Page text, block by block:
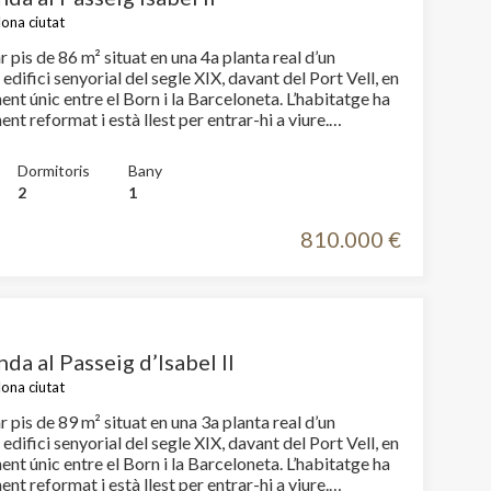
a peu, amb el mar a prop i excel·lents connexions
resta de la ciutat. Una oportunitat per a
l'encant, la ubicació i la comoditat de poder-
des del primer dia. A aProperties, estarem encantats
a descobrir-lo i a trobar el vostre lloc a Barcelona.
ciutat
pis de 86 m² situat en una 4a planta real d’un
senyorial del segle XIX, davant del Port Vell, en
entre el Born i la Barceloneta. L’habitatge ha
reformat i està llest per entrar-hi a viure.
el bany, connectat amb totes dues
bany complet Zona de bugaderia independent en
oberta al saló-menjador Gran saló-menjador,
equipada, rentadora i assecadora. Qualitats i
de consergeria i d’una magnífica zona
de Mar i el Pla de Palau, un dels entorns més
i cotitzats del front marítim de Barcelona. Una
per ubicació, vistes i caràcter històric. No dubtis a
nosaltres per concertar la teva visita!
Dormitoris
2
Bany
1
810.000 €
al Passeig d’Isabel II
ciutat
pis de 89 m² situat en una 3a planta real d’un
senyorial del segle XIX, davant del Port Vell, en
entre el Born i la Barceloneta. L’habitatge ha
reformat i està llest per entrar-hi a viure.